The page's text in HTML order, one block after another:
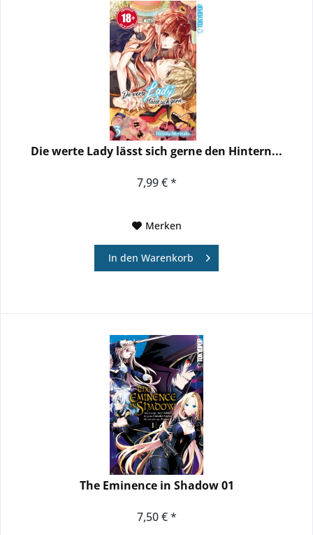
Die werte Lady lässt sich gerne den Hintern...
7,99 € *
Merken
In den Warenkorb
The Eminence in Shadow 01
7,50 € *